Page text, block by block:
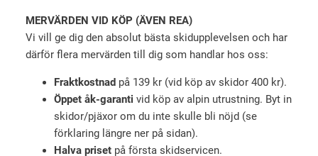
MERVÄRDEN VID KÖP (ÄVEN REA)
Vi vill ge dig den absolut bästa skidupplevelsen och har
därför flera mervärden till dig som handlar hos oss:
Fraktkostnad på 139 kr (vid köp av skidor 400 kr).
Öppet åk-garanti vid köp av alpin utrustning. Byt in
skidor/pjäxor om du inte skulle bli nöjd (se
förklaring längre ner på sidan).
Halva priset på första skidservicen.